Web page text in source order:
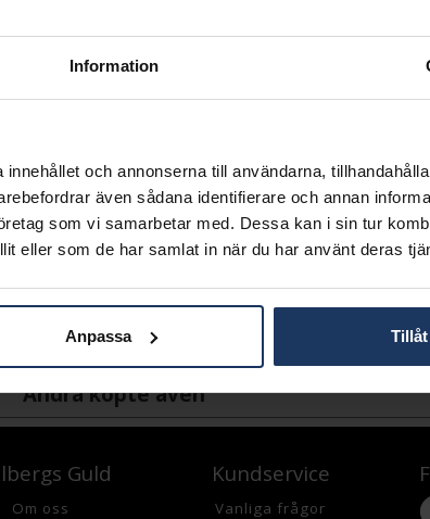
Information
och annonserna till användarna,
även sådana identifierare och annan
som vi samarbetar med. Dessa kan i sin tur
eller som de har samlat in när du har använt deras
Anpassa
SLUTSÅLD -
Öppet köp i 30 dagar vid onlineköp.
INFO
LÄNGD CA (CM)
17.6
MODELL
7239020
MATERIAL
Nysilver
DETALJER
Design
Andra köpte även
Guld
Om oss
Kundservice
Vanliga frågor